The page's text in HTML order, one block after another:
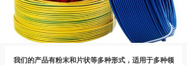
我们的产品有粉末和片状等多种形式，适用于多种领